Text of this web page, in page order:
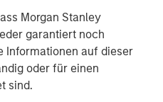
Morgan Stanley
garantiert noch
Informationen auf dieser
oder für einen
sind.
development teams.
of serving as an intelligence
and infrastructure data
any modality of data,
stored. Flip sits on top of
like Datadog, Splunk